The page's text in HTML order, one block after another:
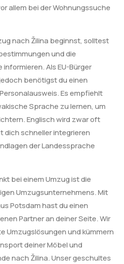
allem bei der Wohnungssuche
nach Žilina beginnst, solltest
und die
Als EU-Bürger
benötigst du einen
Es empfiehlt
Sprache zu lernen, um
Englisch wird zwar oft
dich schneller integrieren
der Landessprache
bei einem Umzug ist die
Umzugsunternehmens. Mit
Potsdam hast du einen
Partner an deiner Seite. Wir
Umzugslösungen und kümmern
deiner Möbel und
nach Žilina. Unser geschultes